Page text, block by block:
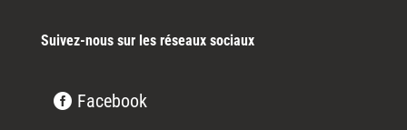
Suivez-nous sur les réseaux sociaux
Facebook